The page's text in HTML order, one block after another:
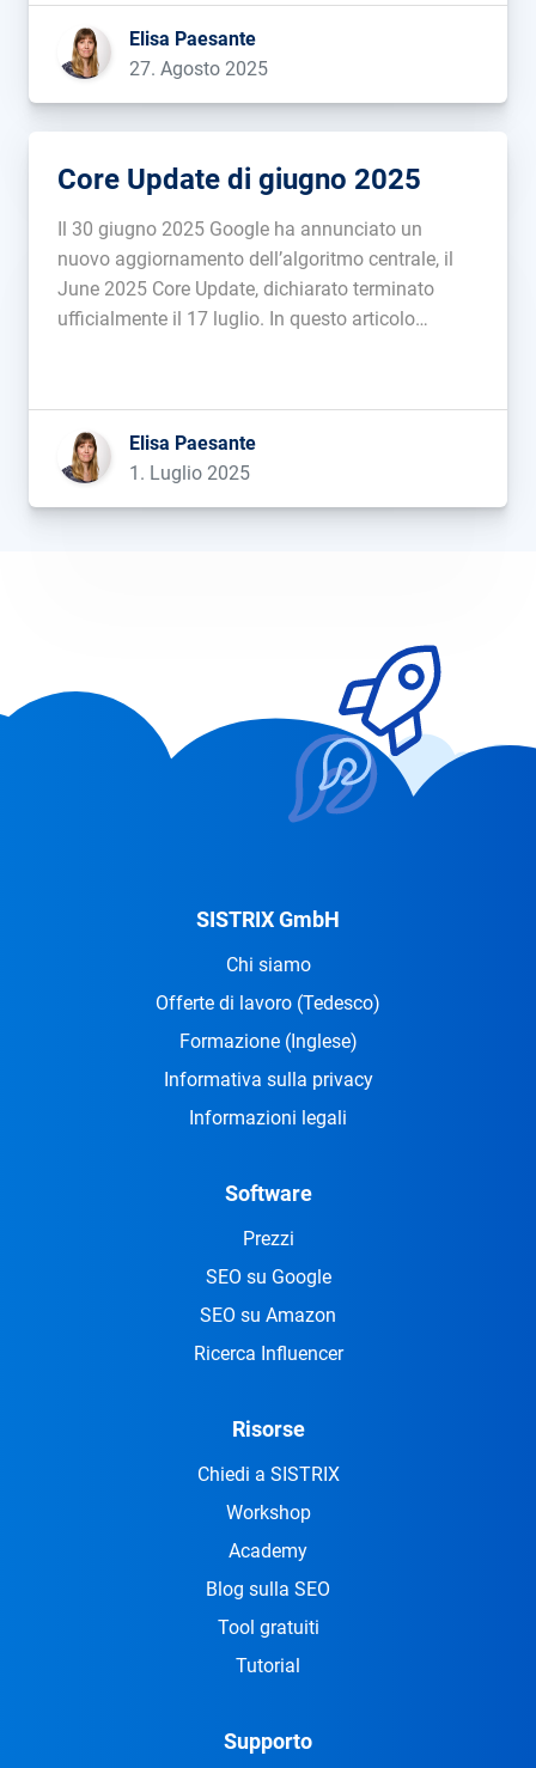
successo....
Elisa Paesante
27. Agosto 2025
Core Update di giugno 2025
Il 30 giugno 2025 Google ha annunciato un
nuovo aggiornamento dell’algoritmo centrale, il
June 2025 Core Update, dichiarato terminato
ufficialmente il 17 luglio. In questo articolo
Elisa Paesante
1. Luglio 2025
SISTRIX GmbH
Chi siamo
Offerte di lavoro (Tedesco)
Formazione (Inglese)
Informativa sulla privacy
Informazioni legali
Software
Prezzi
SEO su Google
SEO su Amazon
Ricerca Influencer
Risorse
Chiedi a SISTRIX
Workshop
Academy
Blog sulla SEO
Tool gratuiti
Tutorial
Supporto